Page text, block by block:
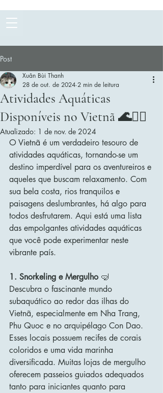
Post
Atividades Aquáticas
Disponíveis no Vietnã 🌊🏄‍♀️
Xuân Bùi Thanh
28 de out. de 2024 2 min de leitura
Atualizado: 1 de nov. de 2024
O Vietnã é um verdadeiro tesouro de
atividades aquáticas, tornando-se um
destino imperdível para os aventureiros e
aqueles que buscam relaxamento. Com
sua bela costa, rios tranquilos e
paisagens deslumbrantes, há algo para
todos desfrutarem. Aqui está uma lista
das empolgantes atividades aquáticas
que você pode experimentar neste
vibrante país.
1. Snorkeling e Mergulho 🤿
Descubra o fascinante mundo
subaquático ao redor das ilhas do
Vietnã, especialmente em Nha Trang,
Phu Quoc e no arquipélago Con Dao.
Esses locais possuem recifes de corais
coloridos e uma vida marinha
diversificada. Muitas lojas de mergulho
oferecem passeios guiados adequados
tanto para iniciantes quanto para